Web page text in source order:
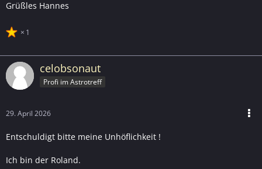
Grüßles Hannes
1
celobsonaut
Profi im Astrotreff
29. April 2026
Entschuldigt bitte meine Unhöflichkeit !
Ich bin der Roland.